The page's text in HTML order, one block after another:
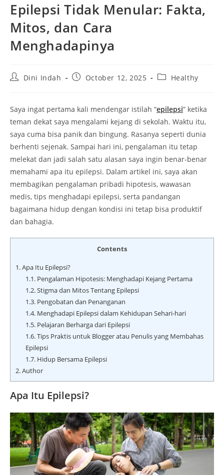
Epilepsi Tidak Menular: Fakta,
Mitos, dan Cara
Menghadapinya
PostDini Indah
PostOctober 12, 2025
PostHealthy
Saya ingat pertama kali mendengar istilah “epilepsi” ketika
teman dekat saya mengalami kejang di sekolah. Waktu itu,
saya cuma bisa panik dan bingung. Rasanya seperti dunia
berhenti sejenak. Sampai hari ini, pengalaman itu tetap
melekat dan jadi salah satu alasan saya ingin benar-benar
memahami apa itu epilepsi. Dalam artikel ini, saya akan
membagikan pengalaman pribadi hipotesis, wawasan
medis, tips menghadapi epilepsi, serta pandangan
bagaimana hidup dengan kondisi ini tetap bisa produktif
dan bahagia.
Contents
1.Apa Itu Epilepsi?
1.1.Pengalaman Hipotesis: Menghadapi Kejang Pertama
1.2.Stigma dan Mitos Tentang Epilepsi
1.3.Pengobatan dan Penanganan
1.4.Menghadapi Epilepsi dalam Kehidupan Sehari-hari
1.5.Pelajaran Berharga dari Epilepsi
1.6.Tips Praktis untuk Blogger atau Penulis yang Membahas
Epilepsi
1.7.Hidup Bersama Epilepsi
2.Author
Apa Itu Epilepsi?